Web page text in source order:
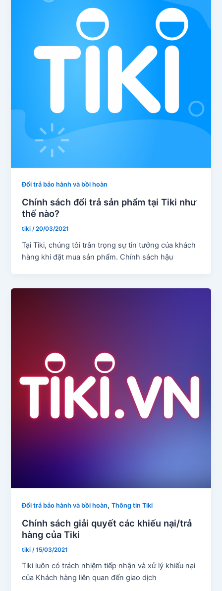
Đổi trả bảo hành và bồi hoàn
Chính sách đổi trả sản phẩm tại Tiki như
thế nào?
tiki/20/03/2021
Tại Tiki, chúng tôi trân trọng sự tin tưởng của khách
hàng khi đặt mua sản phẩm. Chính sách hậu
Đổi trả bảo hành và bồi hoàn,Thông tin Tiki
Chính sách giải quyết các khiếu nại/trả
hàng của Tiki
tiki /15/03/2021
Tiki luôn có trách nhiệm tiếp nhận và xử lý khiếu nại
của Khách hàng liên quan đến giao dịch